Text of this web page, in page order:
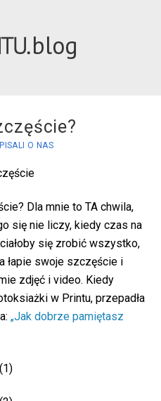
blog
O NAS
Dla mnie to TA chwila,
się nie liczy, kiedy czas na
się zrobić wszystko,
łapie swoje szczęście i
zdjęć i video. Kiedy
w Printu, przepadła
„Jak dobrze pamiętasz